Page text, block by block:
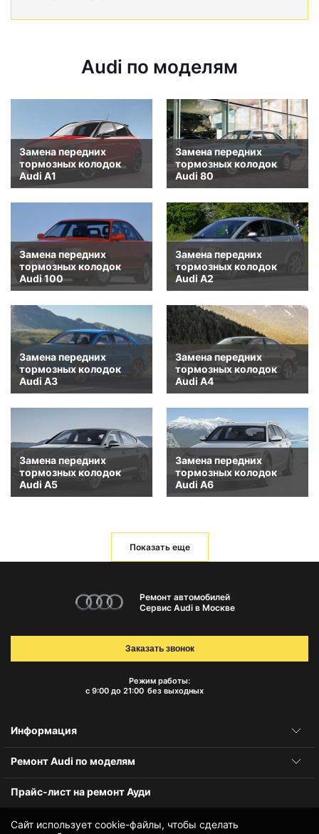
Audi по моделям
Замена передних
тормозных колодок
Audi A1
Замена передних
тормозных колодок
Audi 80
Замена передних
тормозных колодок
Audi 100
Замена передних
тормозных колодок
Audi A2
Замена передних
тормозных колодок
Audi A3
Замена передних
тормозных колодок
Audi A4
Замена передних
тормозных колодок
Audi A5
Замена передних
тормозных колодок
Audi A6
Показать еще
Сайт использует cookie-файлы, чтобы сделать
Ремонт автомобилей
Сервис Audi в Москве
Режим работы:
с 9:00 до 21:00 без выходных
Заказать звонок
Информация
Ремонт Audi по моделям
Прайс-лист на ремонт Ауди